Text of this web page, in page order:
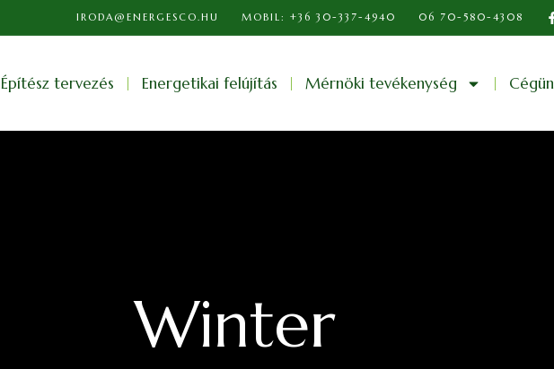
IRODA@ENERGESCO.HU MOBIL: +36 30-337-4940 06 70-580-4308
Építész tervezés Energetikai felújítás Mérnöki tevékenység
Winter